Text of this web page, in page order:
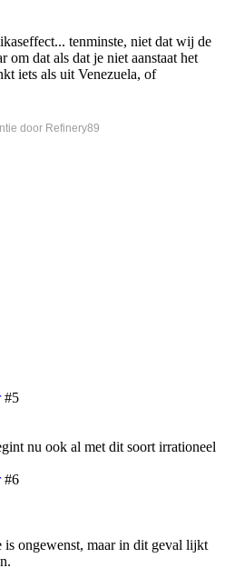
tenminste, niet dat wij de
dat als dat je niet aanstaat het
iets als uit Venezuela, of
door Refinery89
#5
nu ook al met dit soort irrationeel
#6
is ongewenst, maar in dit geval lijkt